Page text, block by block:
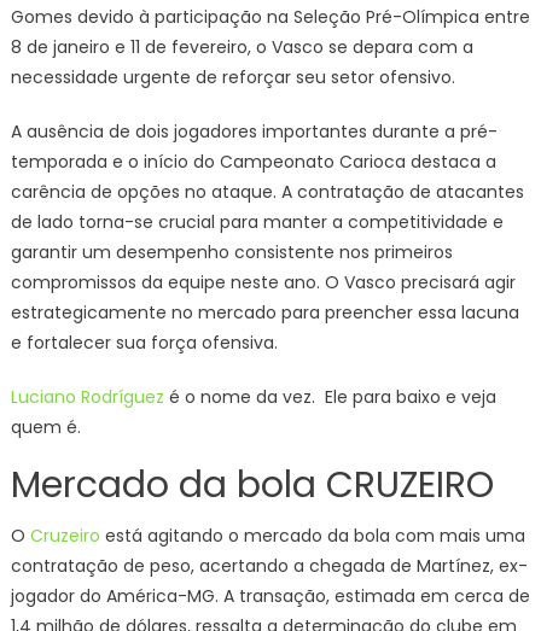
Gomes devido à participação na Seleção Pré-Olímpica entre
8 de janeiro e 11 de fevereiro, o Vasco se depara com a
necessidade urgente de reforçar seu setor ofensivo.
A ausência de dois jogadores importantes durante a pré-
temporada e o início do Campeonato Carioca destaca a
carência de opções no ataque. A contratação de atacantes
de lado torna-se crucial para manter a competitividade e
garantir um desempenho consistente nos primeiros
compromissos da equipe neste ano. O Vasco precisará agir
estrategicamente no mercado para preencher essa lacuna
e fortalecer sua força ofensiva.
Luciano Rodríguez é o nome da vez. Ele para baixo e veja
quem é.
Mercado da bola CRUZEIRO
O Cruzeiro está agitando o mercado da bola com mais uma
contratação de peso, acertando a chegada de Martínez, ex-
jogador do América-MG. A transação, estimada em cerca de
1,4 milhão de dólares, ressalta a determinação do clube em